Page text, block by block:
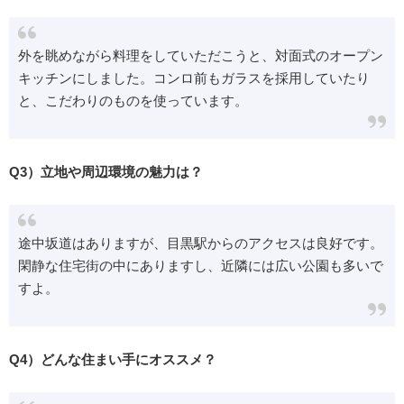
外を眺めながら料理をしていただこうと、対面式のオープン
キッチンにしました。コンロ前もガラスを採用していたり
と、こだわりのものを使っています。
Q3）立地や周辺環境の魅力は？
途中坂道はありますが、目黒駅からのアクセスは良好です。
閑静な住宅街の中にありますし、近隣には広い公園も多いで
すよ。
Q4）どんな住まい手にオススメ？